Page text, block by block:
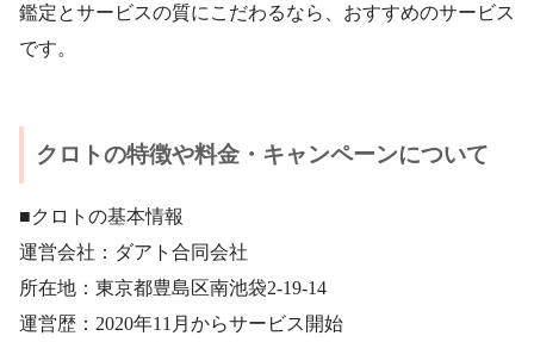
鑑定とサービスの質にこだわるなら、おすすめのサービス
です。
クロトの特徴や料金・キャンペーンについて
■クロトの基本情報
運営会社：ダアト合同会社
所在地：東京都豊島区南池袋2-19-14
運営歴：2020年11月からサービス開始